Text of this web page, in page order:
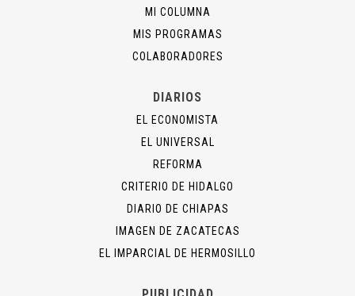
MI COLUMNA
MIS PROGRAMAS
COLABORADORES
DIARIOS
EL ECONOMISTA
EL UNIVERSAL
REFORMA
CRITERIO DE HIDALGO
DIARIO DE CHIAPAS
IMAGEN DE ZACATECAS
EL IMPARCIAL DE HERMOSILLO